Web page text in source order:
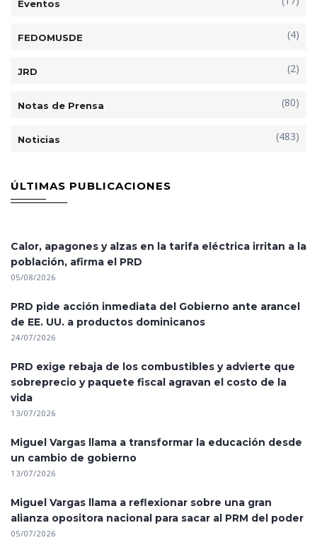
Eventos
FEDOMUSDE (4)
JRD (2)
Notas de Prensa (80)
Noticias (483)
ÚLTIMAS PUBLICACIONES
Calor, apagones y alzas en la tarifa eléctrica irritan a la
población, afirma el PRD
05/08/2026
PRD pide acción inmediata del Gobierno ante arancel
de EE. UU. a productos dominicanos
24/07/2026
PRD exige rebaja de los combustibles y advierte que
sobreprecio y paquete fiscal agravan el costo de la
vida
13/07/2026
Miguel Vargas llama a transformar la educación desde
un cambio de gobierno
13/07/2026
Miguel Vargas llama a reflexionar sobre una gran
alianza opositora nacional para sacar al PRM del poder
05/07/2026